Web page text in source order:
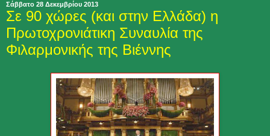
Σάββατο 28 Δεκεμβρίου 2013
Σε 90 χώρες (και στην Ελλάδα) η
Πρωτοχρονιάτικη Συναυλία της
Φιλαρμονικής της Βιέννης